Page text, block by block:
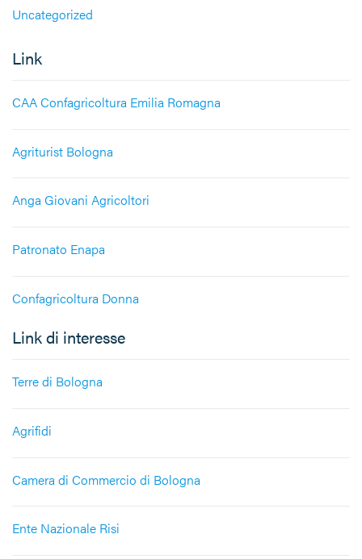
Uncategorized
Link
CAA Confagricoltura Emilia Romagna
Agriturist Bologna
Anga Giovani Agricoltori
Patronato Enapa
Confagricoltura Donna
Link di interesse
Terre di Bologna
Agrifidi
Camera di Commercio di Bologna
Ente Nazionale Risi